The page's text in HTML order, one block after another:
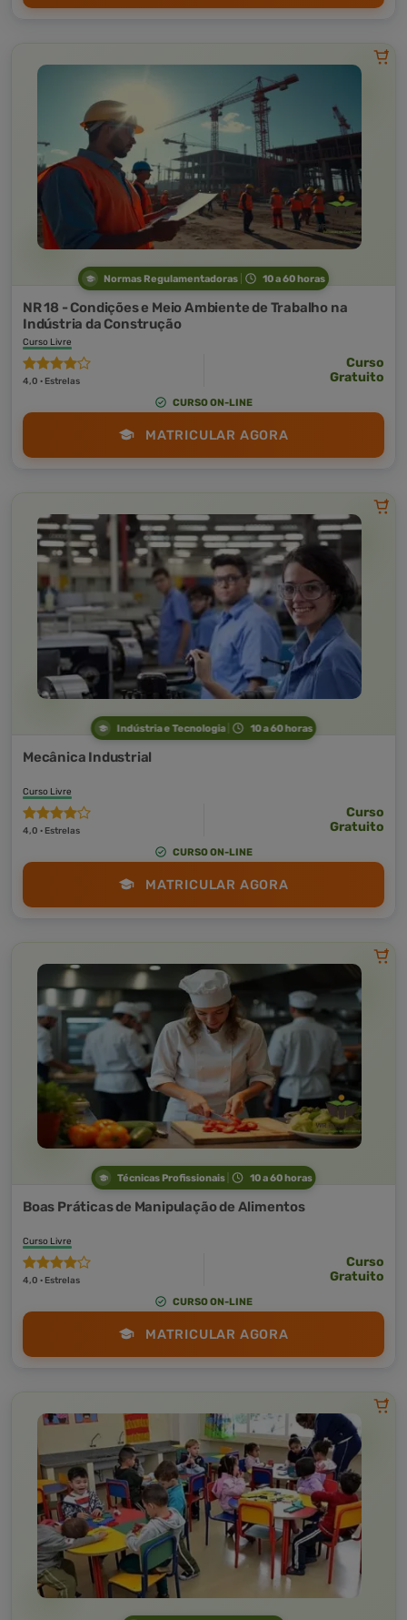
Normas Regulamentadoras 10 a 60 horas
NR 18 - Condições e Meio Ambiente de Trabalho na
Indústria da Construção
Curso Livre
4,0 · Estrelas
Curso
Gratuito
CURSO ON-LINE
MATRICULAR AGORA
Indústria e Tecnologia 10 a 60 horas
Mecânica Industrial
Curso Livre
4,0 · Estrelas
Curso
Gratuito
CURSO ON-LINE
MATRICULAR AGORA
Técnicas Profissionais 10 a 60 horas
Boas Práticas de Manipulação de Alimentos
Curso Livre
4,0 · Estrelas
Curso
Gratuito
CURSO ON-LINE
MATRICULAR AGORA